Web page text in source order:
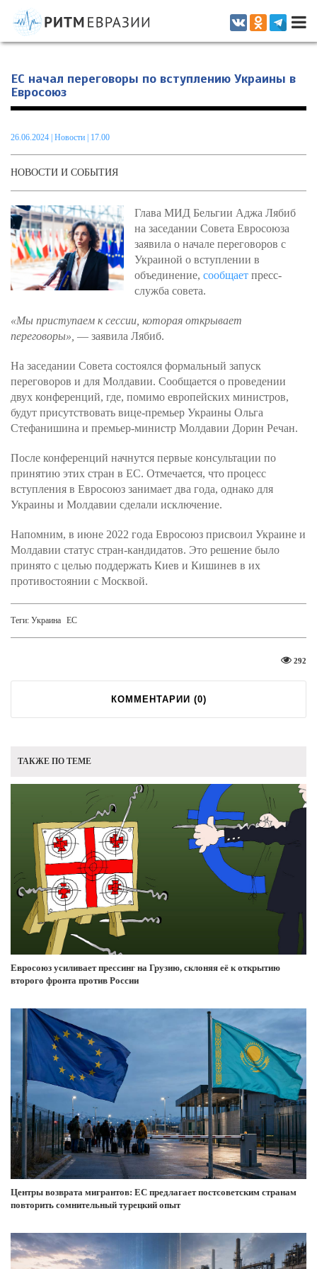
Информационно-аналитическое издание, посвященное актуальным
проблемам интеграции на постсоветском пространстве
ЕС начал переговоры по вступлению Украины в
Евросоюз
26.06.2024 Новости | 17.00
НОВОСТИ И СОБЫТИЯ
Глава МИД Бельгии Аджа Лябиб
на заседании Совета Евросоюза
заявила о начале переговоров с
Украиной о вступлении в
объединение, сообщает пресс-
служба совета.
«Мы приступаем к сессии, которая открывает
переговоры», — заявила Лябиб.
На заседании Совета состоялся формальный запуск
переговоров и для Молдавии. Сообщается о проведении
двух конференций, где, помимо европейских министров,
будут присутствовать вице-премьер Украины Ольга
Стефанишина и премьер-министр Молдавии Дорин Речан.
После конференций начнутся первые консультации по
принятию этих стран в ЕС. Отмечается, что процесс
вступления в Евросоюз занимает два года, однако для
Украины и Молдавии сделали исключение.
Напомним, в июне 2022 года Евросоюз присвоил Украине и
Молдавии статус стран-кандидатов. Это решение было
принято с целью поддержать Киев и Кишинев в их
противостоянии с Москвой.
Теги: Украина ЕС
292
КОММЕНТАРИИ (0)
ТАКЖЕ ПО ТЕМЕ
Евросоюз усиливает прессинг на Грузию, склоняя её к открытию
второго фронта против России
Центры возврата мигрантов: ЕС предлагает постсоветским странам
повторить сомнительный турецкий опыт